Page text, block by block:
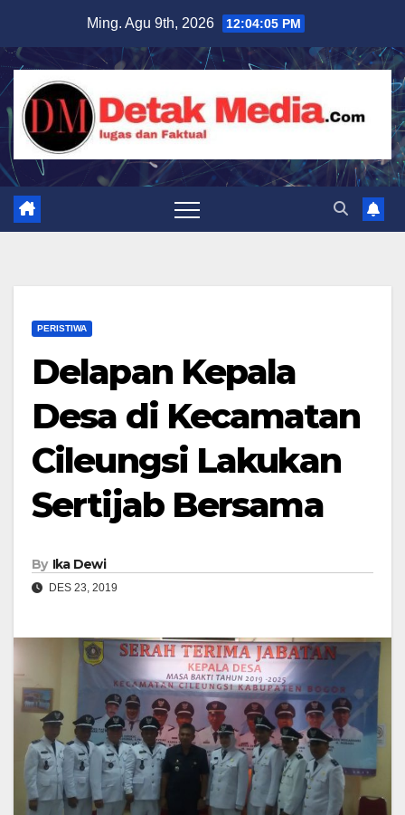
content
Ming. Agu 9th, 2026 12:04:06 PM
PERISTIWA
Delapan Kepala
Desa di Kecamatan
Cileungsi Lakukan
Sertijab Bersama
By Ika Dewi
DES 23, 2019